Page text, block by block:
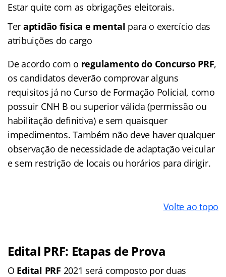
Estar quite com as obrigações eleitorais.
Ter aptidão física e mental para o exercício das
atribuições do cargo
De acordo com o regulamento do Concurso PRF,
os candidatos deverão comprovar alguns
requisitos já no Curso de Formação Policial, como
possuir CNH B ou superior válida (permissão ou
habilitação definitiva) e sem quaisquer
impedimentos. Também não deve haver qualquer
observação de necessidade de adaptação veicular
e sem restrição de locais ou horários para dirigir.
Volte ao topo
Edital PRF: Etapas de Prova
O Edital PRF 2021 será composto por duas